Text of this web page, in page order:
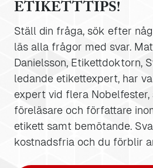
ETIKETTTIPS!
Ställ din fråga, sök efter
läs alla frågor med svar.
Danielsson, Etikettdoktorn,
ledande etikettexpert, har
expert vid flera Nobelfester,
föreläsare och författare
etikett samt bemötande.
kostnadsfria och du förblir